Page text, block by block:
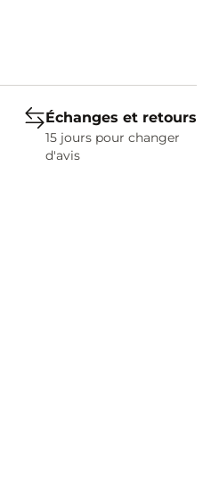
Échanges et retours
15 jours pour changer
d'avis